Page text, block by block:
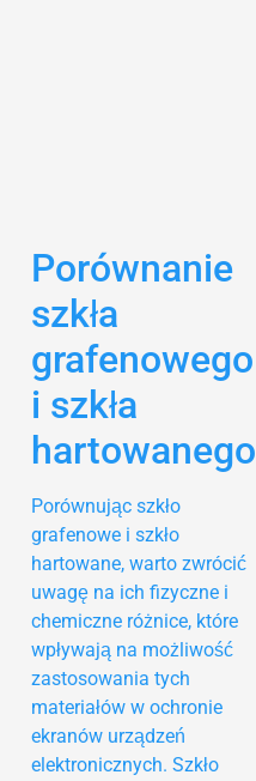
Porównanie
szkła
grafenowego
i szkła
hartowanego
Porównując szkło
grafenowe i szkło
hartowane, warto zwrócić
uwagę na ich fizyczne i
chemiczne różnice, które
wpływają na możliwość
zastosowania tych
materiałów w ochronie
ekranów urządzeń
elektronicznych. Szkło